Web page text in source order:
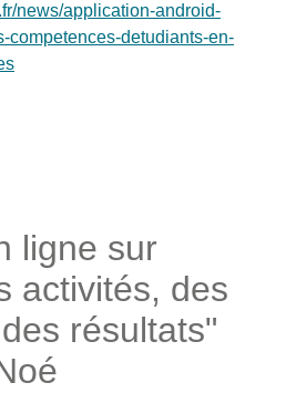
news/application-android-
competences-detudiants-en-
ligne sur
activités, des
résultats"